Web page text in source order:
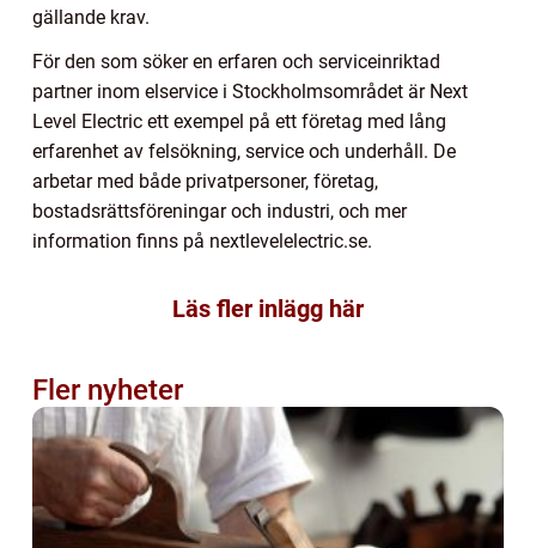
gällande krav.
För den som söker en erfaren och serviceinriktad
partner inom elservice i Stockholmsområdet är Next
Level Electric ett exempel på ett företag med lång
erfarenhet av felsökning, service och underhåll. De
arbetar med både privatpersoner, företag,
bostadsrättsföreningar och industri, och mer
information finns på nextlevelelectric.se.
Läs fler inlägg här
Fler nyheter